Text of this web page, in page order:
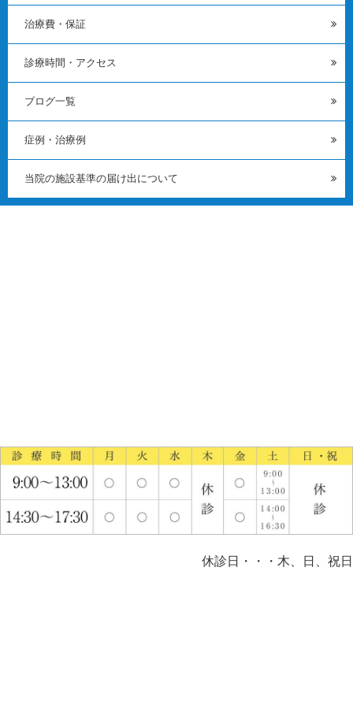
治療費・保証
診療時間・アクセス
ブログ一覧
症例・治療例
当院の施設基準の届け出について
休診日・・・木、日、祝日